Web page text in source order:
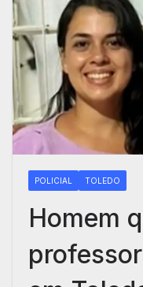
POLICIAL TOLEDO
Homem